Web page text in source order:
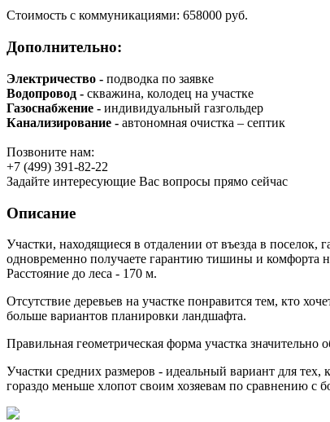
Стоимость с коммуникациями: 658000 руб.
Дополнительно:
Электричество - подводка по заявке
Водопровод - скважина, колодец на участке
Газоснабжение - индивидуальный газгольдер
Канализирование - автономная очистка – септик
Позвоните нам:
+7 (499) 391-82-22
Задайте интересующие Вас вопросы прямо сейчас
Описание
Участки, находящиеся в отдалении от въезда в
одновременно получаете гарантию тишины и комфорта
Расстояние до леса - 170 м.
Отсутствие деревьев на участке понравится тем, кто
больше вариантов планировки ландшафта.
Правильная геометрическая форма участка
Участки средних размеров - идеальный вариант для тех,
гораздо меньше хлопот своим хозяевам по сравнению с